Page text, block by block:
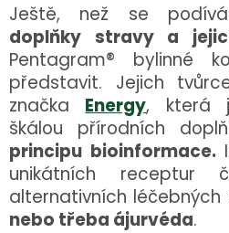
Ještě, než se
doplňky stravy a
Pentagram® bylinné
představit. Jejich
značka Energy, která
škálou přírodních
principu bioinformace.
unikátních receptur
alternativních
nebo třeba ájurvéda.